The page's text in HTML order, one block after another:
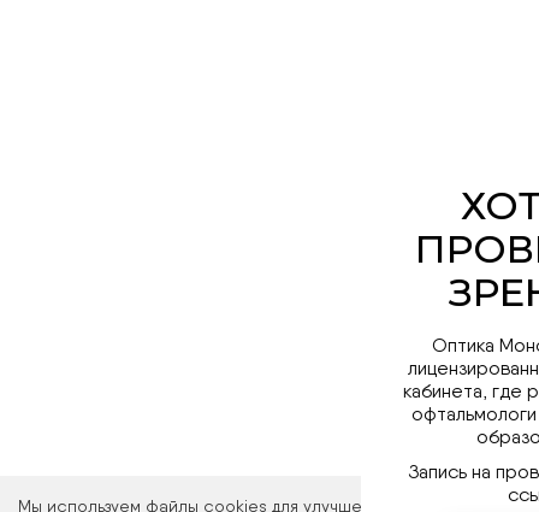
Мы используем файлы cookies для улучшения работы сайта.
Оптика
кабинета, где
Запись на